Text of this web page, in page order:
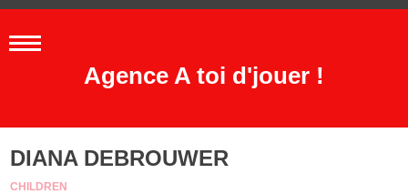
Agence A toi d'jouer !
DIANA DEBROUWER
CHILDREN